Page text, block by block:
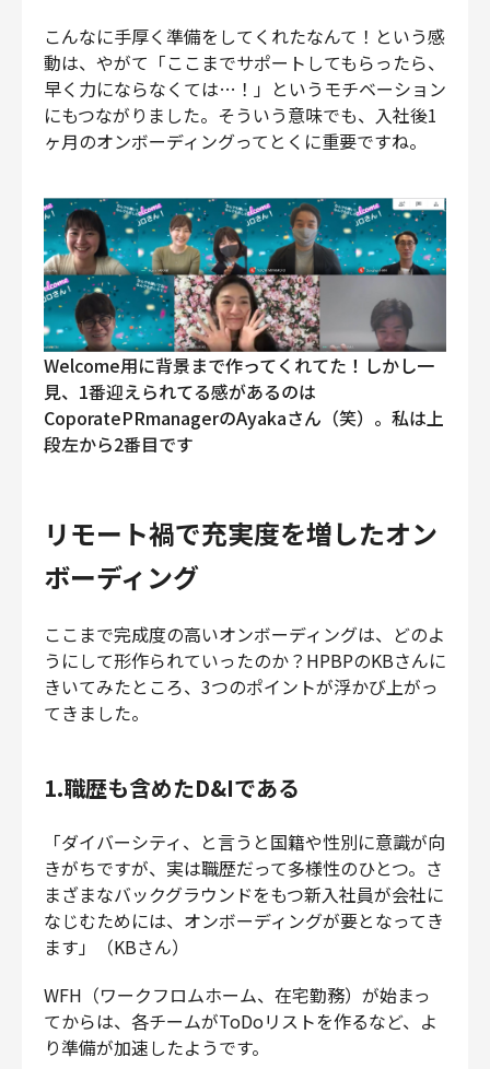
こんなに手厚く準備をしてくれたなんて！という感
動は、やがて「ここまでサポートしてもらったら、
早く力にならなくては…！」というモチベーション
にもつながりました。そういう意味でも、入社後1
ヶ月のオンボーディングってとくに重要ですね。
Welcome用に背景まで作ってくれてた！しかし一
見、1番迎えられてる感があるのは
CoporatePRmanagerのAyakaさん（笑）。私は上
段左から2番目です
リモート禍で充実度を増したオン
ボーディング
ここまで完成度の高いオンボーディングは、どのよ
うにして形作られていったのか？HPBPのKBさんに
きいてみたところ、3つのポイントが浮かび上がっ
てきました。
1.職歴も含めたD&Iである
「ダイバーシティ、と言うと国籍や性別に意識が向
きがちですが、実は職歴だって多様性のひとつ。さ
まざまなバックグラウンドをもつ新入社員が会社に
なじむためには、オンボーディングが要となってき
ます」（KBさん）
WFH（ワークフロムホーム、在宅勤務）が始まっ
てからは、各チームがToDoリストを作るなど、よ
り準備が加速したようです。